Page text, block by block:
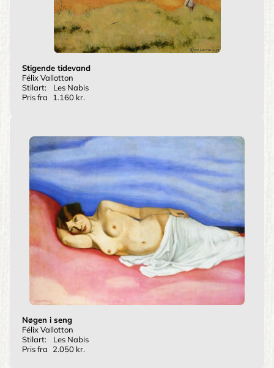
Stigende tidevand
Félix Vallotton
Stilart:
Les Nabis
Pris fra
1.160 kr.
Nøgen i seng
Félix Vallotton
Stilart:
Les Nabis
Pris fra
2.050 kr.